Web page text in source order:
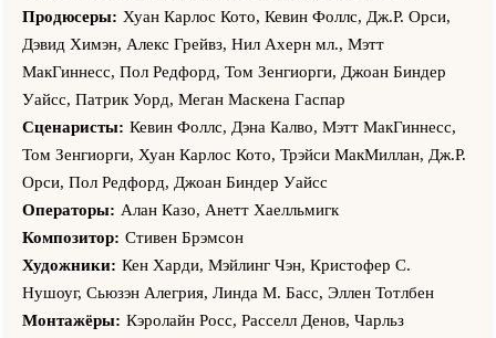
Кристофер Онил Уоррен, Лукас Калеб Руни, Джессика
Честейн, Вирджиния Уильямс, Скотт Майкл Кэмпбелл, Моник
Кёрнен, Бриттани Исибаси, Джон Ноубл, Дон Макманус,
Джеффри Пирс, Стив Барр, Мэттью Хамфриз, Кит Селлон-
Райт, Марго Харшман, Эрик Ланж, Джоэнна Гоуинг, Кэрол
Энн Сьюзи, Патрик Ст. Эсприт, Джон Энистон, Рэй Проскиа,
Индиго, Нэйтан Бэйзел, Джош Догерти, Кики Лау, Эриель
Феликс, Наташа Рой, Джеффри Оуэнс, Колин Форд, Джордж
Ньюберн, Роберт Пайн, Кристин Адамс, Эрик Андерсон,
Лукас Бенкен, Шон Уинг, Джей Эр Касия, Джеффри Н. Браун,
Рик Уорси, Джон Скларофф, Эмерсон Брукс, Фальк Хеншел,
Джейк Сэндвиг, Дилан МакЛафлин, Брайан Облак, Тони
Продюсеры: Хуан Карлос Кото, Кевин Фоллс, Дж.Р. Орси,
Дэвид Химэн, Алекс Грейвз, Нил Ахерн мл., Мэтт
МакГиннесс, Пол Редфорд, Том Зенгиорги, Джоан Биндер
Уайсс, Патрик Уорд, Меган Маскена Гаспар
Сценаристы: Кевин Фоллс, Дэна Калво, Мэтт МакГиннесс,
Том Зенгиорги, Хуан Карлос Кото, Трэйси МакМиллан, Дж.Р.
Орси, Пол Редфорд, Джоан Биндер Уайсс
Операторы: Алан Казо, Анетт Хаелльмигк
Композитор: Стивен Брэмсон
Художники: Кен Харди, Мэйлинг Чэн, Кристофер С.
Нушоуг, Сьюзэн Алегрия, Линда М. Басс, Эллен Тотлбен
Монтажёры: Кэролайн Росс, Расселл Денов, Чарльз